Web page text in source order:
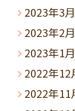
2023年3月
2023年2月
2023年1月
2022年12
2022年11